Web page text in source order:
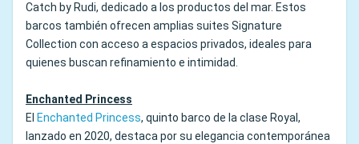
Catch by Rudi, dedicado a los productos del mar. Estos
barcos también ofrecen amplias suites Signature
Collection con acceso a espacios privados, ideales para
quienes buscan refinamiento e intimidad.
Enchanted Princess
El Enchanted Princess, quinto barco de la clase Royal,
lanzado en 2020, destaca por su elegancia contemporánea